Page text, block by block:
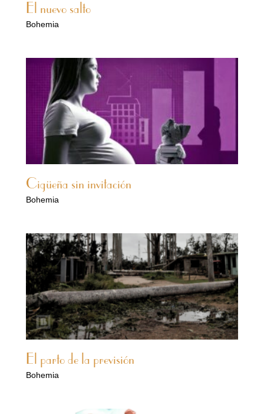
El nuevo salto
Bohemia
Cigüeña sin invitación
Bohemia
El parto de la previsión
Bohemia